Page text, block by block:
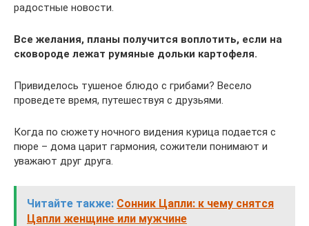
радостные новости.
Все желания, планы получится воплотить, если на
сковороде лежат румяные дольки картофеля.
Привиделось тушеное блюдо с грибами? Весело
проведете время, путешествуя с друзьями.
Когда по сюжету ночного видения курица подается с
пюре – дома царит гармония, сожители понимают и
уважают друг друга.
Читайте также: Сонник Цапли: к чему снятся
Цапли женщине или мужчине